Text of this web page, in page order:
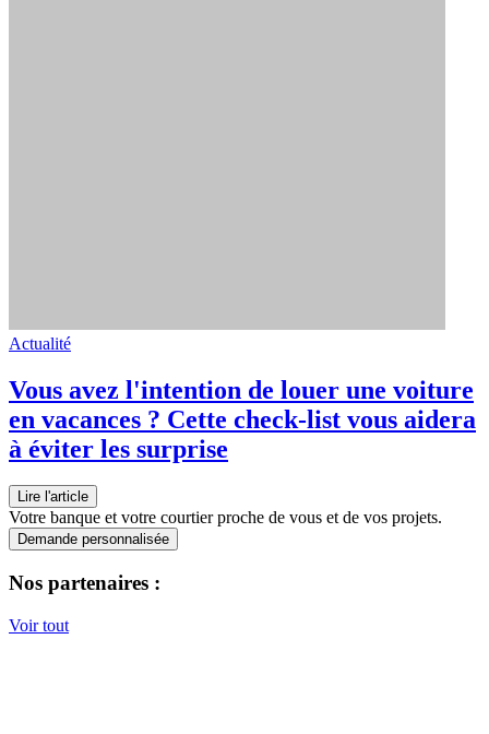
Actualité
Vous avez l'intention de louer une voiture
en vacances ? Cette check-list vous aidera
à éviter les surprise
Lire l'article
Votre banque et votre courtier proche de vous et de vos projets.
Demande personnalisée
Nos partenaires :
Voir tout